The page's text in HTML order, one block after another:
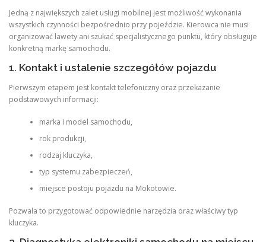
Jedną z największych zalet usługi mobilnej jest możliwość wykonania
wszystkich czynności bezpośrednio przy pojeździe. Kierowca nie musi
organizować lawety ani szukać specjalistycznego punktu, który obsługuje
konkretną markę samochodu.
1. Kontakt i ustalenie szczegółów pojazdu
Pierwszym etapem jest kontakt telefoniczny oraz przekazanie
podstawowych informacji:
marka i model samochodu,
rok produkcji,
rodzaj kluczyka,
typ systemu zabezpieczeń,
miejsce postoju pojazdu na Mokotowie.
Pozwala to przygotować odpowiednie narzędzia oraz właściwy typ
kluczyka.